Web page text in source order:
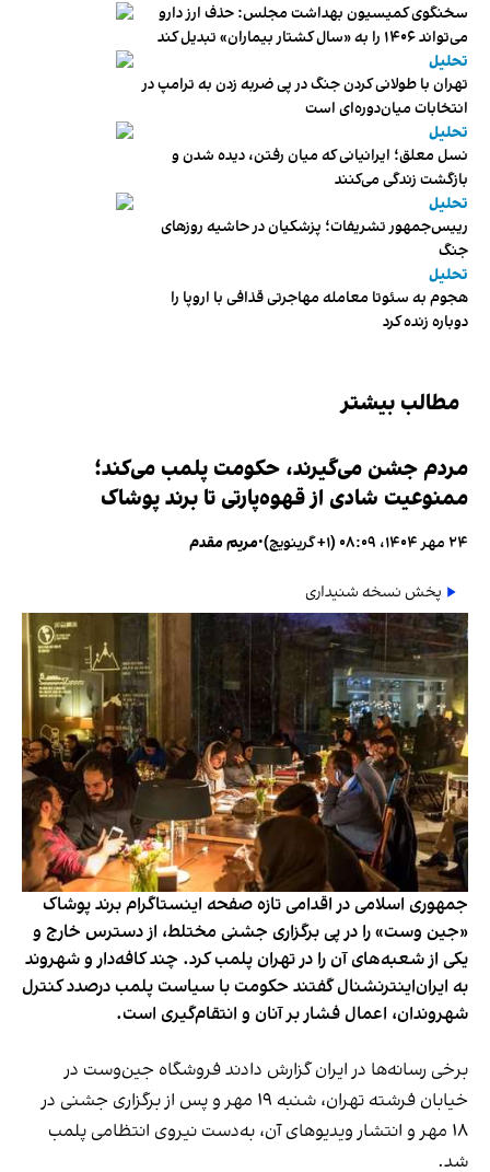
سخنگوی کمیسیون بهداشت مجلس: حذف ارز دارو
می‌تواند ۱۴۰۶ را به «سال کشتار بیماران» تبدیل کند
تحلیل
تهران با طولانی کردن جنگ در پی ضربه زدن به ترامپ در
انتخابات میان‌دوره‌ای است
تحلیل
نسل معلق؛ ایرانیانی که میان رفتن، دیده شدن و
بازگشت زندگی می‌کنند
تحلیل
رییس‌جمهور تشریفات؛ پزشکیان در حاشیه روزهای
جنگ
تحلیل
هجوم به سئوتا معامله مهاجرتی قذافی با اروپا را
دوباره زنده کرد
مطالب بیشتر
مردم جشن می‌گیرند، حکومت پلمب می‌کند؛
ممنوعیت شادی از قهوه‌پارتی تا برند پوشاک
۲۴ مهر ۱۴۰۴، ۰۸:۰۹ (‎+۱ گرینویچ) •مریم مقدم
پخش نسخه شنیداری
جمهوری اسلامی در اقدامی تازه صفحه اینستاگرام برند پوشاک
«جین وست» را در پی برگزاری جشنی مختلط، از دسترس خارج و
یکی از شعبه‌های آن را در تهران پلمب کرد. چند کافه‌‌دار و شهروند
به ایران‌اینترنشنال گفتند حکومت با سیاست پلمب درصدد کنترل
شهروندان، اعمال فشار بر آنان و انتقام‌گیری است.
برخی رسانه‌ها در ایران گزارش دادند فروشگاه جین‌وست در
خیابان فرشته تهران، شنبه ۱۹ مهر و پس از برگزاری جشنی در
۱۸ مهر و انتشار ویدیوهای آن، به‌دست نیروی انتظامی پلمب
شد.